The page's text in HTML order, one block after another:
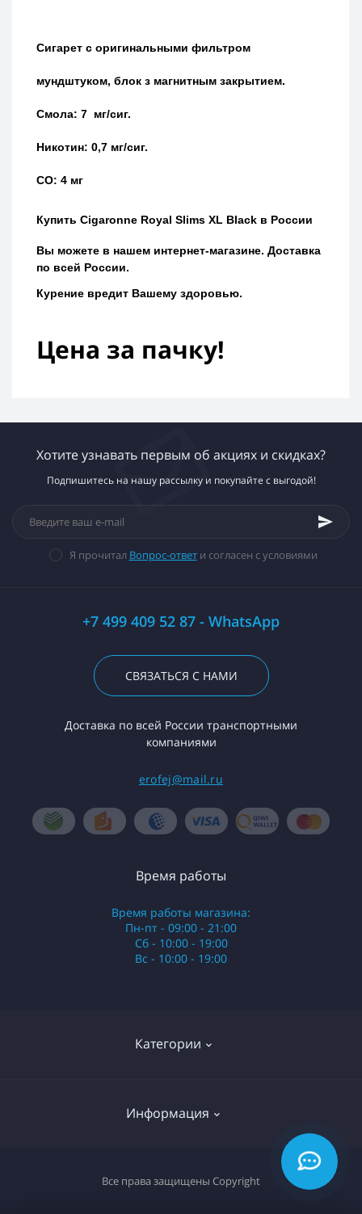
Сигарет с оригинальными фильтром
мундштуком, блок з магнитным закрытием.
Смола: 7 мг/сиг.
Никотин: 0,7 мг/сиг.
CO: 4 мг
Купить Cigaronne Royal Slims XL Black в России
Вы можете в нашем интернет-магазине. Доставка
по всей России.
Курение вредит Вашему здоровью.
Цена за пачку!
Хотите узнавать первым об акциях и скидках?
Подпишитесь на нашу рассылку и покупайте с выгодой!
Я прочитал Вопрос-ответи согласен с условиями
+7 499 409 52 87 - WhatsApp
СВЯЗАТЬСЯ С НАМИ
Доставка по всей России транспортными
компаниями
erofej@mail.ru
Категории
Российские сигареты
Информация
Время работы
Время работы магазина:
Пн-пт - 09:00 - 21:00
Сб - 10:00 - 19:00
Вс - 10:00 - 19:00
Все права защищены Copyright